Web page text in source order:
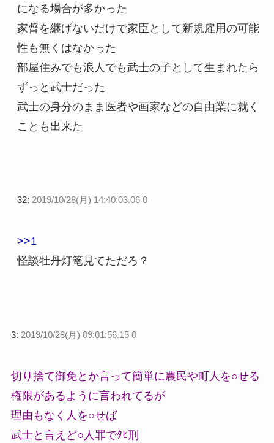
になる場合が多かった
家督を継げないだけで家臣として新規雇用の可能
性も無くはなかった
部屋住みでも浪人でも武士の子として生まれたら
ずっと武士だった
武士の身分のまま医者や画家などの自由業に就く
ことも出来た
32: 2019/10/28(月) 14:40:03.06 0
>>1
怪談牡丹灯篭見てただろ？
3: 2019/10/28(月) 09:01:56.15 0
切り捨て御免とか言って簡単に農民や町人を○せる
権限があるように言われてるが
理由もなく人を○せば
武士と言えど○人罪でﾀﾋ刑